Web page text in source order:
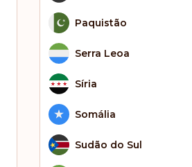
Paquistão
Serra Leoa
Síria
Somália
Sudão do Sul